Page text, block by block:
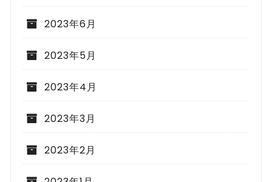
2023年6月
2023年5月
2023年4月
2023年3月
2023年2月